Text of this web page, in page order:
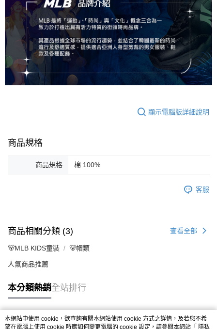
顯示電腦版詳細說明
商品規格
商品規格 棉 100%
客服
商品相關分類 (3) 查看全部
🐻MLB KIDS童裝 🐻帽類
人氣商品推薦
本分類熱銷全站排行
熱門標籤
本網站中使用 cookie，欲查詢有關本網站使用 cookie 方式之詳情，及若您不希
望在電腦上使用 cookie 時應如何變更電腦的 cookie 設定，請參閱本網站「 隱私